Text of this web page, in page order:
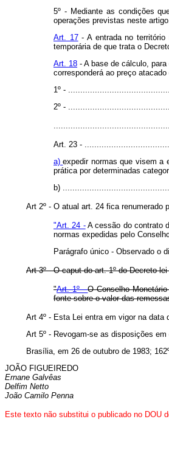
5º - Mediante as condições
operações previstas neste
Art. 17- A entrada no território
temporária de que trata o
Art. 18 - A base de cálculo,
corresponderá ao preço
1º -
2º -
Art. 23 -
a)expedir normas que visem a
prática por determinadas
b)
Art 2º - O atual art. 24 fica renumerado
"Art. 24 -A cessão do contrato
normas expedidas pelo
Parágrafo único - Observado o
Art 3º - O caput do art. 1º do Decreto-
"Art. 1º -O Conselho
fonte sobre o valor das
Art 4º - Esta Lei entra em vigor na data
Art 5º - Revogam-se as disposições em
Brasília, em 26 de outubro de 1983;
JOÃO FIGUEIREDO
Ernane Galvêas
Delfim Netto
João Camilo Penna
Este texto não substitui o publicado no DOU